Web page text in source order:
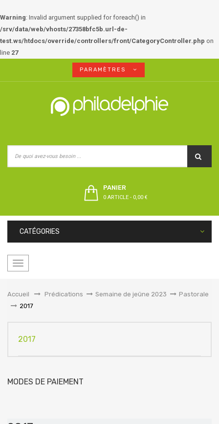
Warning: Invalid argument supplied for foreach() in
/srv/data/web/vhosts/27358bfc5b.url-de-
test.ws/htdocs/override/controllers/front/CategoryController.php on
line 27
PARAMÈTRES
PANIER
0 ARTICLE - 0,00 €
CATÉGORIES
Basculer
Accueil
&gt;Prédications > Semaine de jeûne 2023 >
Pastorale
>
2017
2017
MODES DE PAIEMENT